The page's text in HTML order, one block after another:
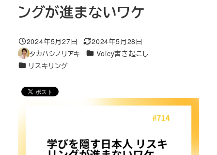
ングが進まないワケ
投稿日
2024年5月27日
更新日
2024年5月28日
著
者
タカハシノリアキ カテゴリー
Voicy書き起こし
カテゴリー
リスキリング